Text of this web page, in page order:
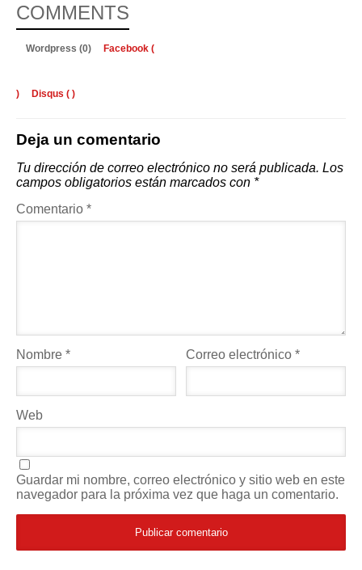
COMMENTS
Wordpress (0) Facebook (
) Disqus ( )
Deja un comentario
Tu dirección de correo electrónico no será publicada. Los
campos obligatorios están marcados con *
Comentario *
Nombre * Correo electrónico*
Web
Guardar mi nombre, correo electrónico y sitio web en este
navegador para la próxima vez que haga un comentario.